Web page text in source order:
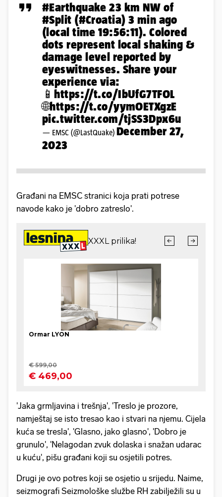
#Earthquake 23 km NW of
#Split (#Croatia) 3 min ago
(local time 19:56:11). Colored
dots represent local shaking &
damage level reported by
eyeswitnesses. Share your
experience via:
📱https://t.co/IbUfG7TFOL
🌐https://t.co/yymOETXgzE
pic.twitter.com/tjSS3Dpx6u
— EMSC (@LastQuake) December 27,
2023
Građani na EMSC stranici koja prati potrese
navode kako je 'dobro zatreslo'.
'Jaka grmljavina i trešnja', 'Treslo je prozore,
namještaj se isto tresao kao i stvari na njemu. Cijela
kuća se tresla', 'Glasno, jako glasno', 'Dobro je
grunulo', 'Nelagodan zvuk dolaska i snažan udarac
u kuću', pišu građani koji su osjetili potres.
Drugi je ovo potres koji se osjetio u srijedu. Naime,
seizmografi Seizmološke službe RH zabilježili su u